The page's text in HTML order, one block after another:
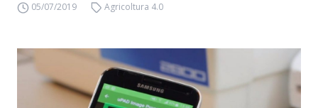
05/07/2019 Agricoltura 4.0